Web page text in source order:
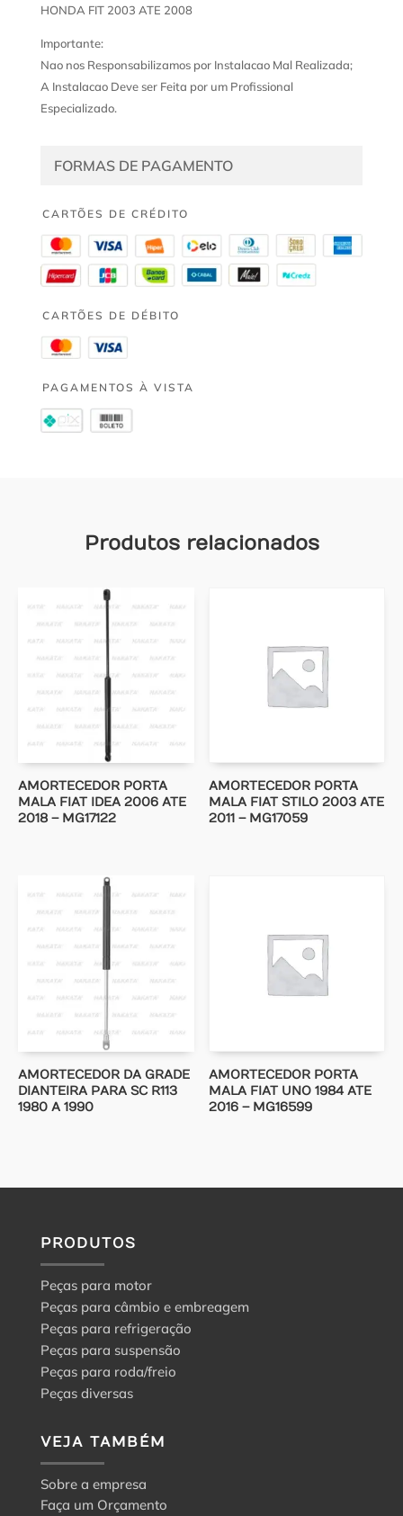
HONDA FIT 2003 ATE 2008
Importante:
Nao nos Responsabilizamos por Instalacao Mal Realizada;
A Instalacao Deve ser Feita por um Profissional
Especializado.
FORMAS DE PAGAMENTO
CARTÕES DE CRÉDITO
CARTÕES DE DÉBITO
PAGAMENTOS À VISTA
Produtos relacionados
AMORTECEDOR PORTA
MALA FIAT IDEA 2006 ATE
2018 – MG17122
AMORTECEDOR PORTA
MALA FIAT STILO 2003 ATE
2011 – MG17059
AMORTECEDOR DA GRADE
DIANTEIRA PARA SC R113
1980 A 1990
AMORTECEDOR PORTA
MALA FIAT UNO 1984 ATE
2016 – MG16599
PRODUTOS
Peças para motor
Peças para câmbio e embreagem
Peças para refrigeração
Peças para suspensão
Peças para roda/freio
Peças diversas
VEJA TAMBÉM
Sobre a empresa
Faça um Orçamento